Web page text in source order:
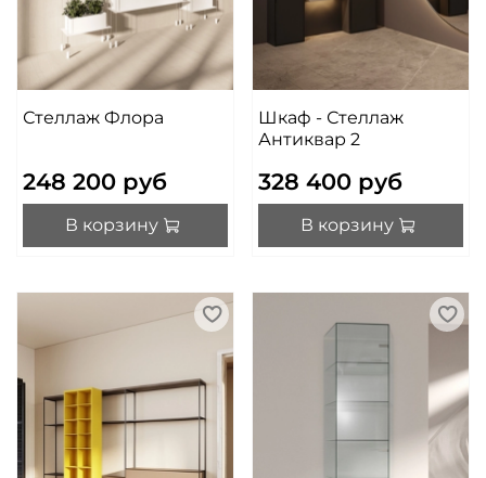
Стеллаж Флора
248 200 руб
В корзину
Шкаф - Стеллаж
Антиквар 2
328 400 руб
В корзину